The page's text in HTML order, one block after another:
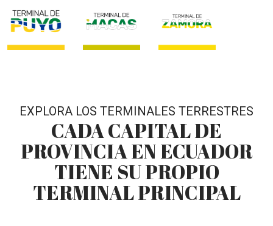
EXPLORA LOS TERMINALES TERRESTRES
CADA CAPITAL DE
PROVINCIA EN ECUADOR
TIENE SU PROPIO
TERMINAL PRINCIPAL